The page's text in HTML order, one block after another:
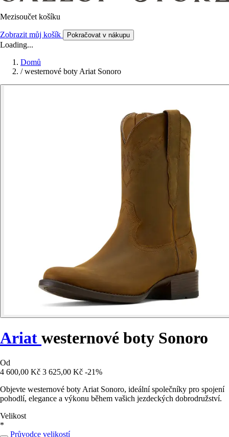
Mezisoučet košíku
Zobrazit můj košík Pokračovat v nákupu
Loading...
Domů
/ westernové boty Ariat Sonoro
Ariat westernové boty Sonoro
Od
4 600,00 Kč 3 625,00 Kč -21%
Objevte westernové boty Ariat Sonoro, ideální společníky pro spojení
pohodlí, elegance a výkonu během vašich jezdeckých dobrodružství.
Velikost
*
Průvodce velikostí